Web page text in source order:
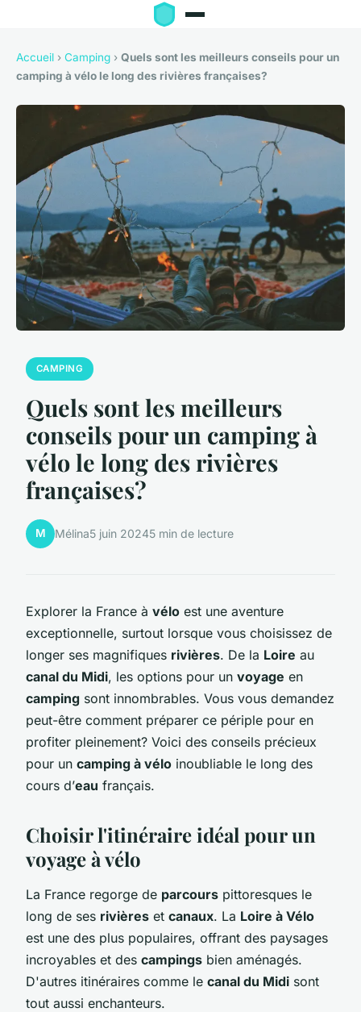
Accueil › Camping › Quels sont les meilleurs conseils pour un
camping à vélo le long des rivières françaises?
CAMPING
Quels sont les meilleurs
conseils pour un camping à
vélo le long des rivières
françaises?
M Mélina5 juin 20245 min de lecture
Explorer la France à vélo est une aventure
exceptionnelle, surtout lorsque vous choisissez de
longer ses magnifiques rivières. De la Loire au
canal du Midi, les options pour un voyage en
camping sont innombrables. Vous vous demandez
peut-être comment préparer ce périple pour en
profiter pleinement? Voici des conseils précieux
pour un camping à vélo inoubliable le long des
cours d’eau français.
Choisir l'itinéraire idéal pour un
voyage à vélo
La France regorge de parcours pittoresques le
long de ses rivières et canaux. La Loire à Vélo
est une des plus populaires, offrant des paysages
incroyables et des campings bien aménagés.
D'autres itinéraires comme le canal du Midi sont
tout aussi enchanteurs.